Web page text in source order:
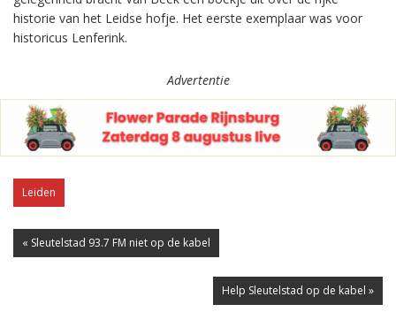
historie van het Leidse hofje. Het eerste exemplaar was voor
historicus Lenferink.
Advertentie
Leiden
« Sleutelstad 93.7 FM niet op de kabel
Help Sleutelstad op de kabel »